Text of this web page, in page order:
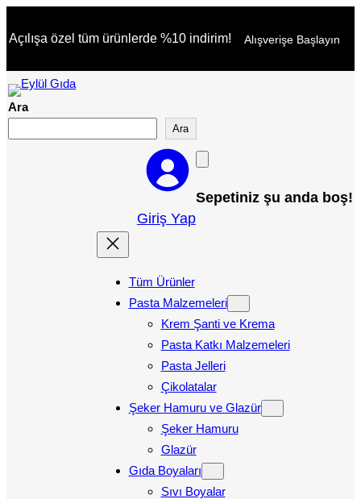
geç
Açılışa özel tüm ürünlerde %10 indirim! Alışverişe Başlayın
Ara
Ara
Giriş Yap
Sepetiniz şu anda boş!
Tüm Ürünler
Pasta Malzemeleri
Krem Şanti ve Krema
Pasta Katkı Malzemeleri
Pasta Jelleri
Çikolatalar
Şeker Hamuru ve Glazür
Şeker Hamuru
Glazür
Gıda Boyaları
Sıvı Boyalar